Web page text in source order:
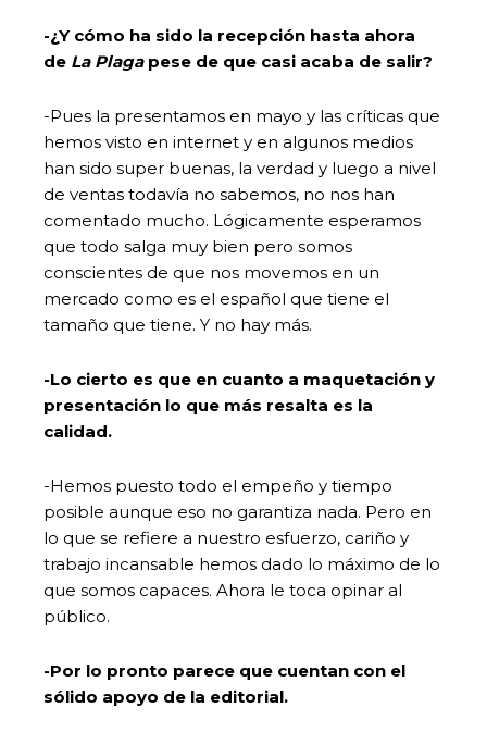
-¿Y cómo ha sido la recepción hasta ahora
de La Plagapese de que casi acaba de salir?
-Pues la presentamos en mayo y las críticas que
hemos visto en internet y en algunos medios
han sido super buenas, la verdad y luego a nivel
de ventas todavía no sabemos, no nos han
comentado mucho. Lógicamente esperamos
que todo salga muy bien pero somos
conscientes de que nos movemos en un
mercado como es el español que tiene el
tamaño que tiene. Y no hay más.
-Lo cierto es que en cuanto a maquetación y
presentación lo que más resalta es la
calidad.
-Hemos puesto todo el empeño y tiempo
posible aunque eso no garantiza nada. Pero en
lo que se refiere a nuestro esfuerzo, cariño y
trabajo incansable hemos dado lo máximo de lo
que somos capaces. Ahora le toca opinar al
público.
-Por lo pronto parece que cuentan con el
sólido apoyo de la editorial.